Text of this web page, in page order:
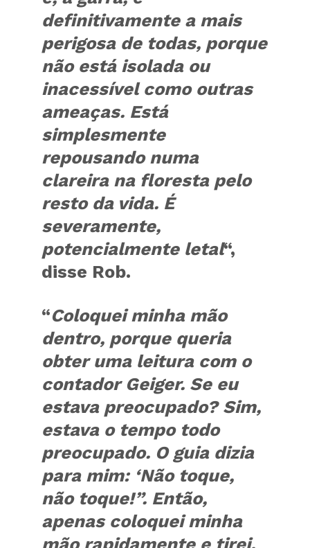
definitivamente a mais
perigosa de todas, porque
não está isolada ou
inacessível como outras
ameaças. Está
simplesmente
repousando numa
clareira na floresta pelo
resto da vida. É
severamente,
potencialmente letal“,
disse Rob.
“Coloquei minha mão
dentro, porque queria
obter uma leitura com o
contador Geiger. Se eu
estava preocupado? Sim,
estava o tempo todo
preocupado. O guia dizia
para mim: ‘Não toque,
não toque!”. Então,
apenas coloquei minha